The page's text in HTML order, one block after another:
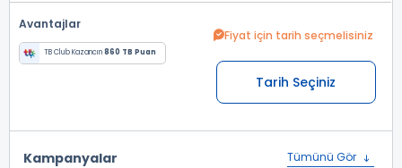
Avantajlar
TB Club Kazancın860 TB Puan
Fiyat için tarih seçmelisiniz
Tarih Seçiniz
Kampanyalar Tümünü Gör